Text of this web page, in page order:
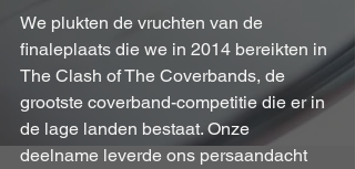
We plukten de vruchten van de
finaleplaats die we in 2014 bereikten in
The Clash of The Coverbands, de
grootste coverband-competitie die er in
de lage landen bestaat. Onze
deelname leverde ons persaandacht